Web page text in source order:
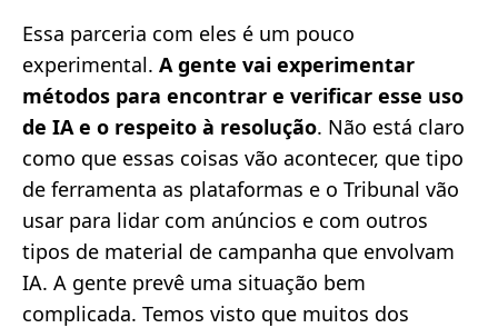
Essa parceria com eles é um pouco
experimental. A gente vai experimentar
métodos para encontrar e verificar esse uso
de IA e o respeito à resolução. Não está claro
como que essas coisas vão acontecer, que tipo
de ferramenta as plataformas e o Tribunal vão
usar para lidar com anúncios e com outros
tipos de material de campanha que envolvam
IA. A gente prevê uma situação bem
complicada. Temos visto que muitos dos